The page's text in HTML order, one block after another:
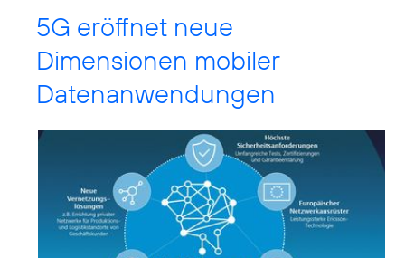
5G eröffnet neue
Dimensionen mobiler
Datenanwendungen